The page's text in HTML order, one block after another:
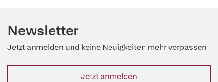
Newsletter
Jetzt anmelden und keine Neuigkeiten mehr verpassen
Jetzt anmelden